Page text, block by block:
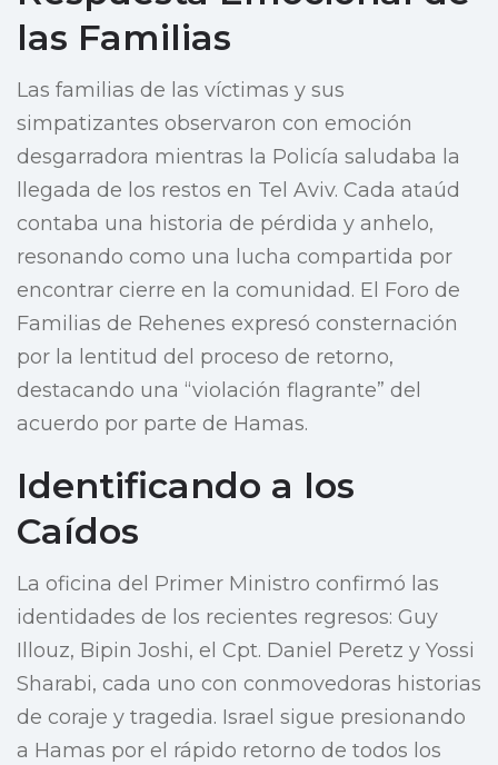
las Familias
Las familias de las víctimas y sus
simpatizantes observaron con emoción
desgarradora mientras la Policía saludaba la
llegada de los restos en Tel Aviv. Cada ataúd
contaba una historia de pérdida y anhelo,
resonando como una lucha compartida por
encontrar cierre en la comunidad. El Foro de
Familias de Rehenes expresó consternación
por la lentitud del proceso de retorno,
destacando una “violación flagrante” del
acuerdo por parte de Hamas.
Identificando a los
Caídos
La oficina del Primer Ministro confirmó las
identidades de los recientes regresos: Guy
Illouz, Bipin Joshi, el Cpt. Daniel Peretz y Yossi
Sharabi, cada uno con conmovedoras historias
de coraje y tragedia. Israel sigue presionando
a Hamas por el rápido retorno de todos los